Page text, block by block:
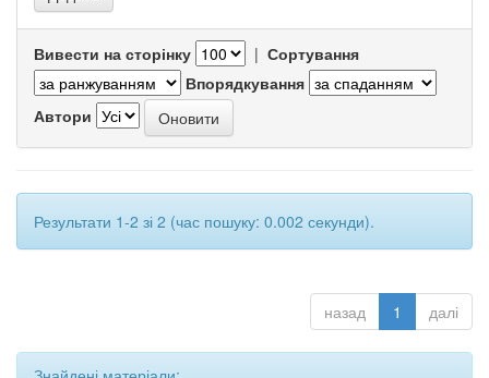
Вивести на сторінку | Сортування
Впорядкування
Автори
Результати 1-2 зі 2 (час пошуку: 0.002 секунди).
назад 1 далі